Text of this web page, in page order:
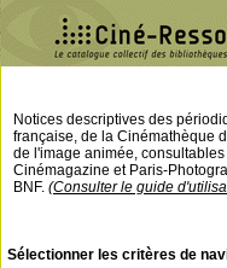
Notices descriptives des
française, de la Cinémathèque
de l'image animée,
Cinémagazine et Paris-
BNF. (Consulter le guide
Sélectionner les critères de